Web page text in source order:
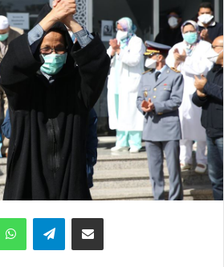
WhatsApp Telegram